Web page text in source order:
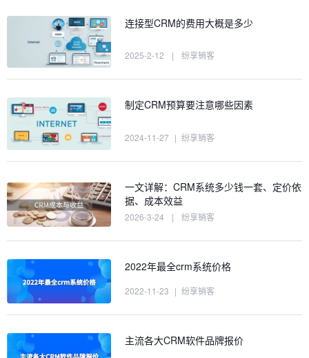
连接型CRM的费用大概是多少
2025-2-12 | 纷享销客
制定CRM预算要注意哪些因素
2024-11-27 | 纷享销客
一文详解：CRM系统多少钱一套、定价依
据、成本效益
2026-3-24 | 纷享销客
2022年最全crm系统价格
2022-11-23 | 纷享销客
主流各大CRM软件品牌报价